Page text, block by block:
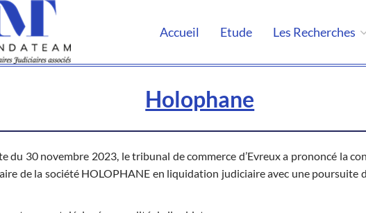
Accueil Etude Les Recherches
Holophane
du 30 novembre 2023, le tribunal de commerce d’Evreux a prononcé la
de la société HOLOPHANE en liquidation judiciaire avec une poursuite